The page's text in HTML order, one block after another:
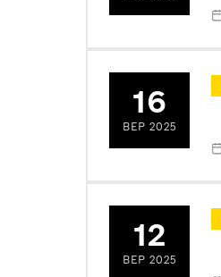
16
ВЕР 2025
12
ВЕР 2025